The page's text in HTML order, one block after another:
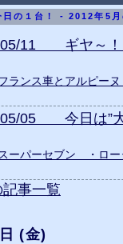
日の１台！ - 2012年5月
05/11 ギヤ～！
ランス車とアルピー
05 今日は”大
スーパーセブン ・ロー
事一覧
(金)